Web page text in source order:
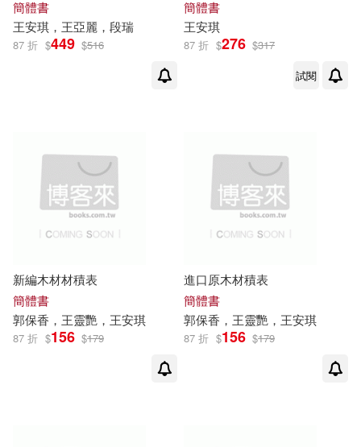
簡體書
王安琪 ，王亞麗，段瑞
87 折 $449 $516
簡體書
王安琪
87 折 $276 $317
試閱
新編木材材積表
簡體書
郭保香，王靈艷， 王安琪
87 折 $156 $179
進口原木材積表
簡體書
郭保香，王靈艷， 王安琪
87 折 $156 $179